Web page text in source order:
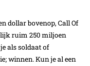
dollar bovenop, Call Of
ruim 250 miljoen
als soldaat of
winnen. Kun je al een